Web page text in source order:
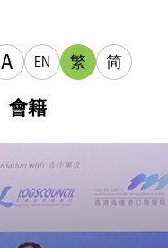
A EN 繁 简
會籍